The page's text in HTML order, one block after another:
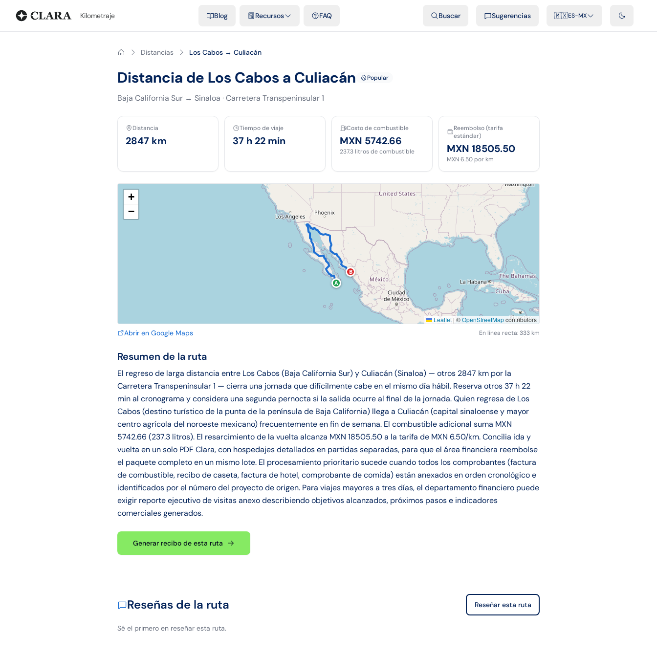
Kilometraje Blog Recursos FAQ Buscar Sugerencias 🇲🇽ES-MX
Distancias Los Cabos → Culiacán
Distancia de Los Cabos a Culiacán Popular
Baja California Sur → Sinaloa ·Carretera Transpeninsular 1
Distancia
2847 km
Tiempo de viaje
37 h 22 min
Costo de combustible
MXN 5742.66
237.3 litros de combustible
Reembolso (tarifa
estándar)
MXN 18505.50
MXN 6.50 por km
A
B
+
−
Leaflet | ©OpenStreetMapcontributors
Abrir en Google Maps En línea recta: 333 km
Resumen de la ruta
El regreso de larga distancia entre Los Cabos (Baja California Sur) y Culiacán (Sinaloa) — otros 2847 km por la
Carretera Transpeninsular 1 — cierra una jornada que difícilmente cabe en el mismo día hábil. Reserva otros 37 h 22
min al cronograma y considera una segunda pernocta si la salida ocurre al final de la jornada. Quien regresa de Los
Cabos (destino turístico de la punta de la península de Baja California) llega a Culiacán (capital sinaloense y mayor
centro agrícola del noroeste mexicano) frecuentemente en fin de semana. El combustible adicional suma MXN
5742.66 (237.3 litros). El resarcimiento de la vuelta alcanza MXN 18505.50 a la tarifa de MXN 6.50/km. Concilia ida y
vuelta en un solo PDF Clara, con hospedajes detallados en partidas separadas, para que el área financiera reembolse
el paquete completo en un mismo lote. El procesamiento prioritario sucede cuando todos los comprobantes (factura
de combustible, recibo de caseta, factura de hotel, comprobante de comida) están anexados en orden cronológico e
identificados por el número del proyecto de origen. Para viajes mayores a tres días, el departamento financiero puede
exigir reporte ejecutivo de visitas anexo describiendo objetivos alcanzados, próximos pasos e indicadores
comerciales generados.
Generar recibo de esta ruta
Reseñas de la ruta Reseñar esta ruta
Sé el primero en reseñar esta ruta.